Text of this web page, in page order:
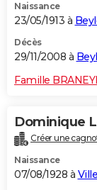
Naissance
23/05/1913 à
Décès
29/11/2008 à
Famille
Dominique
Créer une
Naissance
07/08/1928 à